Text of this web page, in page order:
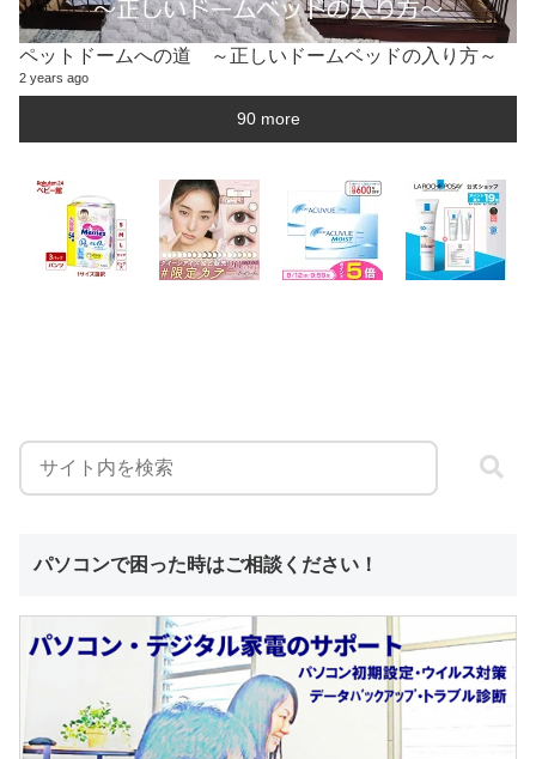
ペットドームへの道 ～正しいドームベッドの入り方～
2 years ago
90 more
パソコンで困った時はご相談ください！